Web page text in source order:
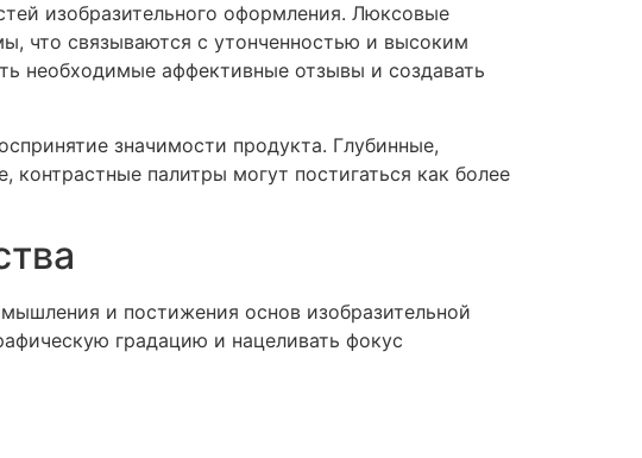
изобразительного оформления. Люксовые
что связываются с утонченностью и высоким
необходимые аффективные отзывы и создавать
значимости продукта. Глубинные,
палитры могут постигаться как более
и постижения основ изобразительной
градацию и нацеливать фокус